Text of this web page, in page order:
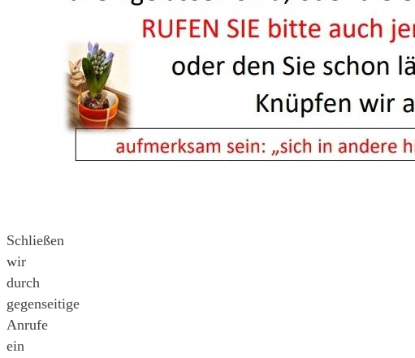
Schließen
wir
durch
gegenseitige
Anrufe
ein